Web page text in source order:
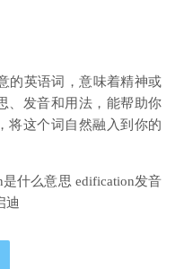
的英语词，意味着精神或
、发音和用法，能帮助你
将这个词自然融入到你的
什么意思 edification发音
迪